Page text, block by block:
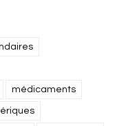
médicaments